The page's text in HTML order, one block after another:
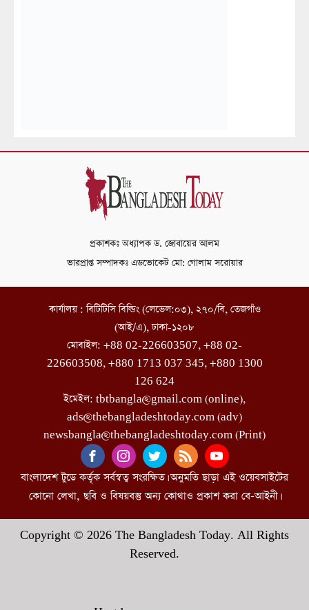
প্রকাশকঃ অধ্যাপক ড. জোবায়ের আলম
ভারপ্রাপ্ত সম্পাদকঃ এডভোকেট মো: গোলাম সরোয়ার
কার্যালয় : বিটিটিসি বিল্ডিং (লেভেল:০৩), ২৭০/বি, তেজগাঁও
(আই/এ), ঢাকা-১২০৮
মোবাইল: +88 02-226603507, +88 02-
226603508, +880 1713 037 345, +880 1300
126 624
ইমেইল: tbtbangla@gmail.com (online),
ads@thebangladeshtoday.com (adv)
newsbangla@thebangladeshtoday.com (Print)
বাংলাদেশ টুডে কর্তৃক সর্বস্বত্ব সংরক্ষিত। অনুমতি ছাড়া এই ওয়েবসাইটের
কোনো লেখা, ছবি ও বিষয়বস্তু অন্য কোথাও প্রকাশ করা বে-আইনী।
Copyright © 2026 The Bangladesh Today. All Rights
Reserved.